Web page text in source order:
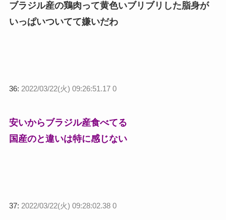
ブラジル産の鶏肉って黄色いブリブリした脂身が
いっぱいついてて嫌いだわ
36: 2022/03/22(火) 09:26:51.17 0
安いからブラジル産食べてる
国産のと違いは特に感じない
37: 2022/03/22(火) 09:28:02.38 0